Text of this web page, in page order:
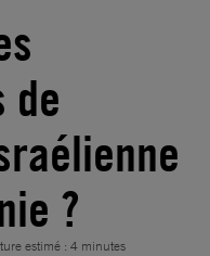
de
?
estimé : 4 minutes